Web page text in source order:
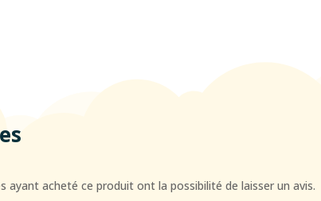
ayant acheté ce produit ont la possibilité de laisser un avis.